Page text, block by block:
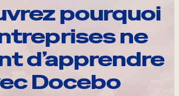
pourquoi
ne
d’apprendre
Docebo